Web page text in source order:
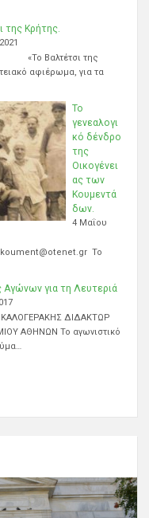
της Κρήτης.
της
αφιέρωμα, για τα
Το
γενεαλογι
κό δένδρο
της
Οικογένει
ας των
Κουμεντά
δων.
4 Μαΐου
Το
για τη Λευτεριά
ΔΙΔΑΚΤΩΡ
ΑΘΗΝΩΝ Το αγωνιστικό